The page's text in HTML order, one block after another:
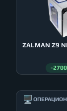
ZALMAN Z9
-
🖥️